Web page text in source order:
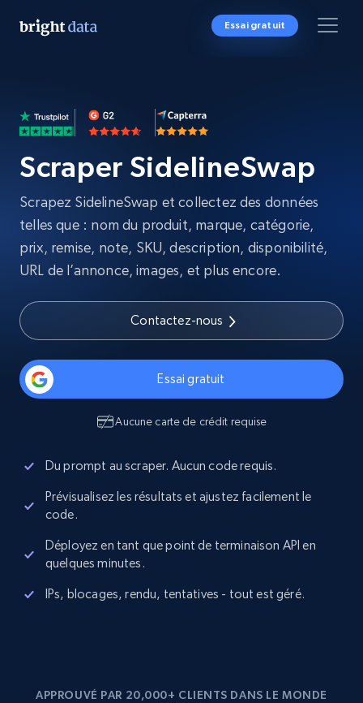
Essai gratuit
Scraper SidelineSwap
Scrapez SidelineSwap et collectez des données
telles que : nom du produit, marque, catégorie,
prix, remise, note, SKU, description, disponibilité,
URL de l’annonce, images, et plus encore.
Contactez-nous
Essai gratuit
Aucune carte de crédit requise
Du prompt au scraper. Aucun code requis.
Prévisualisez les résultats et ajustez facilement le
code.
Déployez en tant que point de terminaison API en
quelques minutes.
IPs, blocages, rendu, tentatives - tout est géré.
APPROUVÉ PAR 20,000+ CLIENTS DANS LE MONDE